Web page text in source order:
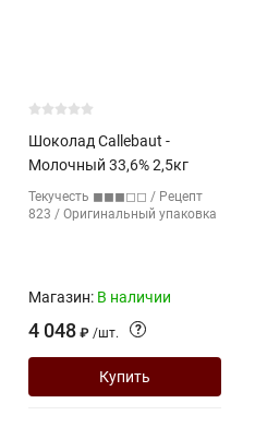
Шоколад Callebaut -
Молочный 33,6% 2,5кг
Текучесть ◼◼◼◻◻ / Рецепт
823 / Оригинальный упаковка
Магазин: В наличии
4 048 ₽ /шт. ?
Купить